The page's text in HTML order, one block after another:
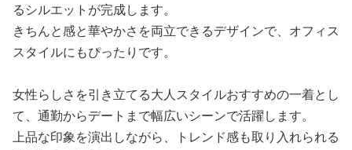
るシルエットが完成します。
きちんと感と華やかさを両立できるデザインで、オフィス
スタイルにもぴったりです。
女性らしさを引き立てる大人スタイルおすすめの一着とし
て、通勤からデートまで幅広いシーンで活躍します。
上品な印象を演出しながら、トレンド感も取り入れられる